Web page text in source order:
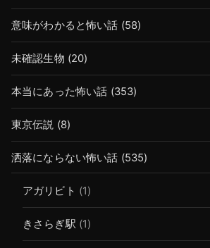
意味がわかると怖い話 (58)
未確認生物 (20)
本当にあった怖い話 (353)
東京伝説 (8)
洒落にならない怖い話 (535)
アガリビト (1)
きさらぎ駅 (1)